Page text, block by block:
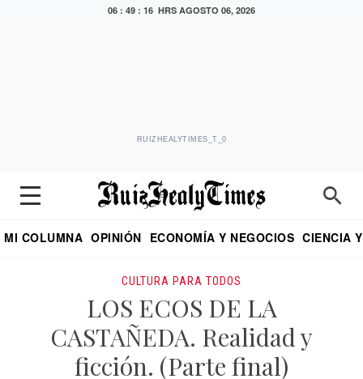
06 : 49 : 17 HRS AGOSTO 06, 2026
RUIZHEALYTIMES_T_0
MI COLUMNA OPINIÓN ECONOMÍA Y NEGOCIOS CIENCIA
CULTURA PARA TODOS
LOS ECOS DE LA
CASTAÑEDA. Realidad y
ficción. (Parte final)